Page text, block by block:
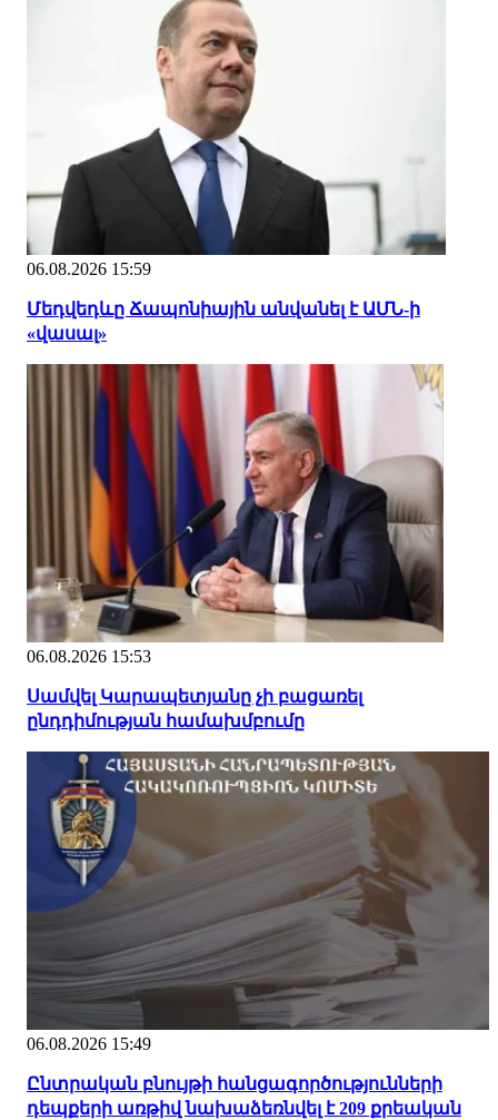
06.08.2026 15:59
Մեդվեդևը Ճապոնիային անվանել է ԱՄՆ-ի
«վասալ»
06.08.2026 15:53
Սամվել Կարապետյանը չի բացառել
ընդդիմության համախմբումը
06.08.2026 15:49
Ընտրական բնույթի հանցագործությունների
դեպքերի առթիվ նախաձեռնվել է 209 քրեական